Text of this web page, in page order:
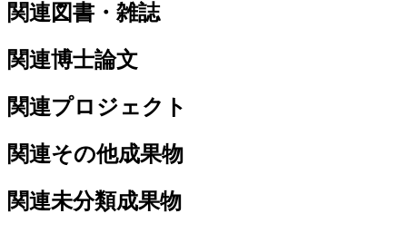
関連図書・雑誌
関連博士論文
関連プロジェクト
関連その他成果物
関連未分類成果物